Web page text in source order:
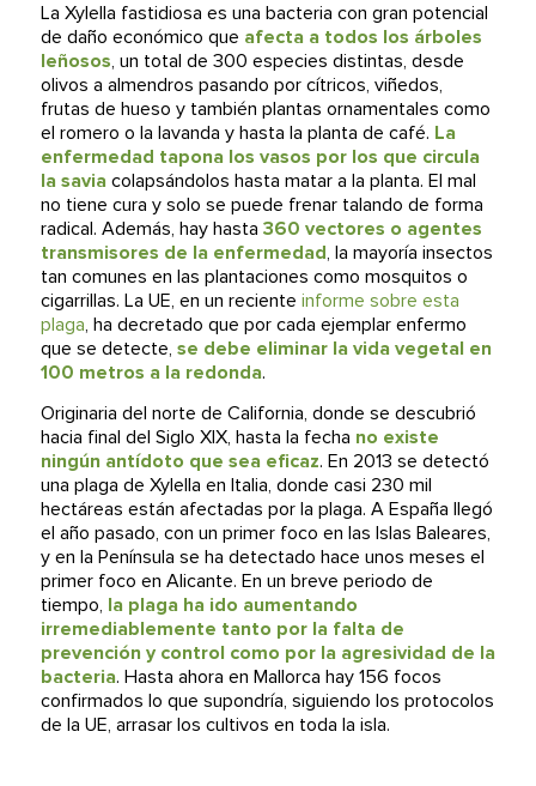
La Xylella fastidiosa es una bacteria con gran potencial
de daño económico que afecta a todos los árboles
leñosos, un total de 300 especies distintas, desde
olivos a almendros pasando por cítricos, viñedos,
frutas de hueso y también plantas ornamentales como
el romero o la lavanda y hasta la planta de café. La
enfermedad tapona los vasos por los que circula
la savia colapsándolos hasta matar a la planta. El mal
no tiene cura y solo se puede frenar talando de forma
radical. Además, hay hasta 360 vectores o agentes
transmisores de la enfermedad, la mayoría insectos
tan comunes en las plantaciones como mosquitos o
cigarrillas. La UE, en un reciente informe sobre esta
plaga, ha decretado que por cada ejemplar enfermo
que se detecte, se debe eliminar la vida vegetal en
100 metros a la redonda.
Originaria del norte de California, donde se descubrió
hacia final del Siglo XIX, hasta la fecha no existe
ningún antídoto que sea eficaz. En 2013 se detectó
una plaga de Xylella en Italia, donde casi 230 mil
hectáreas están afectadas por la plaga. A España llegó
el año pasado, con un primer foco en las Islas Baleares,
y en la Península se ha detectado hace unos meses el
primer foco en Alicante. En un breve periodo de
tiempo, la plaga ha ido aumentando
irremediablemente tanto por la falta de
prevención y control como por la agresividad de la
bacteria. Hasta ahora en Mallorca hay 156 focos
confirmados lo que supondría, siguiendo los protocolos
de la UE, arrasar los cultivos en toda la isla.